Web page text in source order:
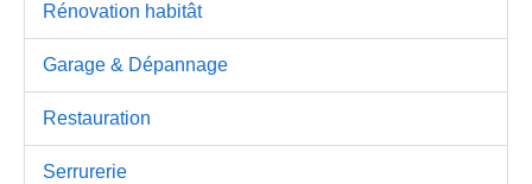
Rénovation habitât
Garage & Dépannage
Restauration
Serrurerie